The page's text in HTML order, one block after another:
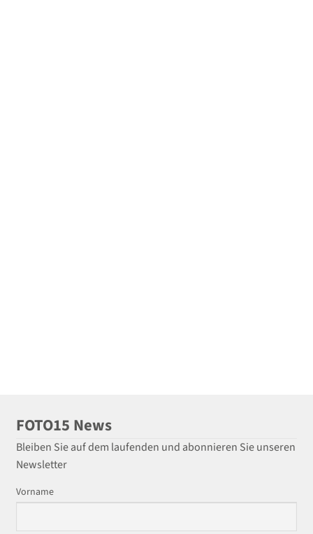
FOTO15 News
Bleiben Sie auf dem laufenden und abonnieren Sie unseren
Newsletter
Vorname